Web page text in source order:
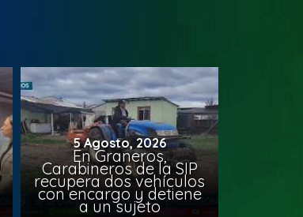
5 Agosto, 2026
En Graneros,
Carabineros de la SIP
recupera dos vehículos
con encargo y detiene
a un sujeto